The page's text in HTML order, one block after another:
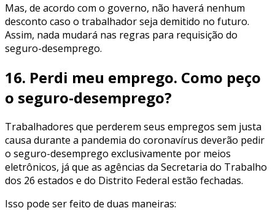
Mas, de acordo com o governo, não haverá nenhum
desconto caso o trabalhador seja demitido no futuro.
Assim, nada mudará nas regras para requisição do
seguro-desemprego.
16. Perdi meu emprego. Como peço
o seguro-desemprego?
Trabalhadores que perderem seus empregos sem justa
causa durante a pandemia do coronavírus deverão pedir
o seguro-desemprego exclusivamente por meios
eletrônicos, já que as agências da Secretaria do Trabalho
dos 26 estados e do Distrito Federal estão fechadas.
Isso pode ser feito de duas maneiras: